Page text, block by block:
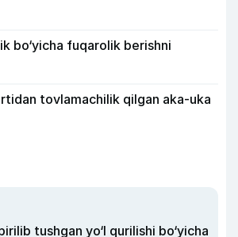
bo‘yicha fuqarolik berishni
tovlamachilik qilgan aka-uka
tushgan yo‘l qurilishi bo‘yicha